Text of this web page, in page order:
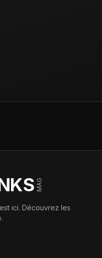
MAG
ici. Découvrez les